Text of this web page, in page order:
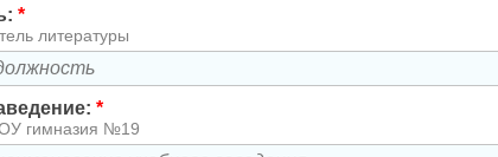
*
литературы
*
гимназия №19